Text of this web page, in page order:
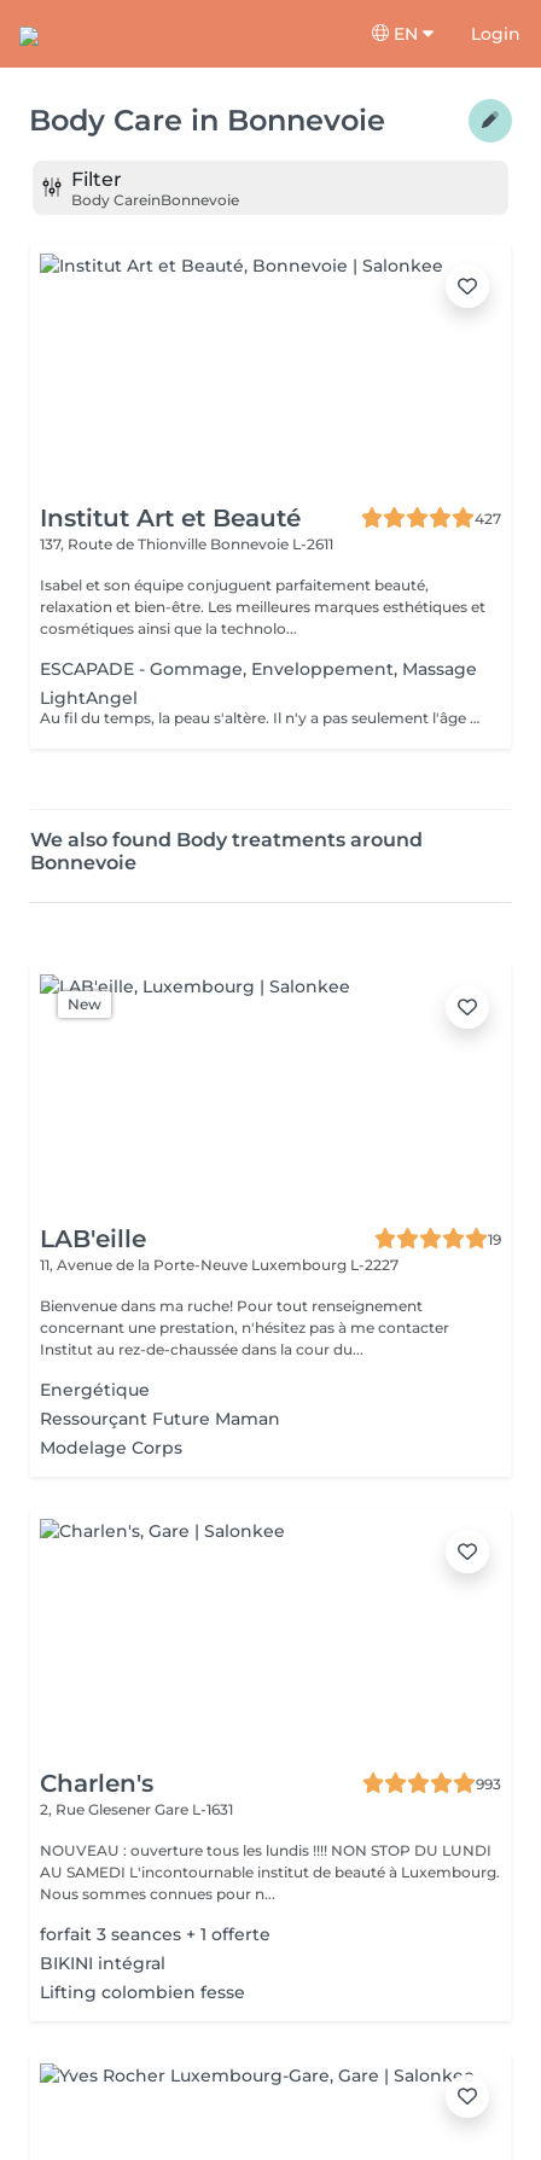
EN Login
Body Care in Bonnevoie
Filter
Body CareinBonnevoie
Institut Art et Beauté
427
137, Route de Thionville Bonnevoie L-2611
Isabel et son équipe conjuguent parfaitement beauté,
relaxation et bien-être. Les meilleures marques esthétiques et
cosmétiques ainsi que la technolo...
ESCAPADE - Gommage, Enveloppement, Massage
LightAngel
Au fil du temps, la peau s'altère. Il n'y a pas seulement l'âge mais aussi le tabac, l'alcool ou encore le soleil qui participent au vieillissement de la peau. Créé pour le traitement d'esthétique facial, le Light Angel est un appareil qui fait usage de la technique de photomodulation traitement par LED combiné à un cosmétique. Est utilisé pour de nombreux traitements tels que le ° Raffermissement cutané, ° L'anti-âge, les rides et lignes d'expressions ° Traitement de pigmentation, l'hydratation cutanée ° Répare l'acné, ° Le blanchiment dentaire. L'absorption de la lumière par la mélanine permet une reconstruction dermo-épidermique. Permet également de combler vos rides, de faire disparaitre vos rougeurs ou vos vergetures, de rendre vos dents plus blanches ou d'accélérer la repousse de vos cheveux. La séance entre 30 et 90 min. La zone à traiter est nettoyée puis soumise au programme adapté. On y applique ensuite un masque de gel avant l'exposition à la lumière.
We also found Body treatments around
Bonnevoie
New
LAB'eille
19
11, Avenue de la Porte-Neuve Luxembourg L-2227
Bienvenue dans ma ruche! Pour tout renseignement
concernant une prestation, n'hésitez pas à me contacter
Institut au rez-de-chaussée dans la cour du...
Energétique
Ressourçant Future Maman
Modelage Corps
Charlen's
993
2, Rue Glesener Gare L-1631
NOUVEAU : ouverture tous les lundis !!!! NON STOP DU LUNDI
AU SAMEDI L'incontournable institut de beauté à Luxembourg.
Nous sommes connues pour n...
forfait 3 seances + 1 offerte
BIKINI intégral
Lifting colombien fesse